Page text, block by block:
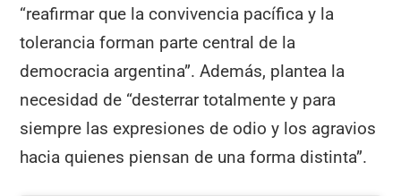
“reafirmar que la convivencia pacífica y la
tolerancia forman parte central de la
democracia argentina”. Además, plantea la
necesidad de “desterrar totalmente y para
siempre las expresiones de odio y los agravios
hacia quienes piensan de una forma distinta”.